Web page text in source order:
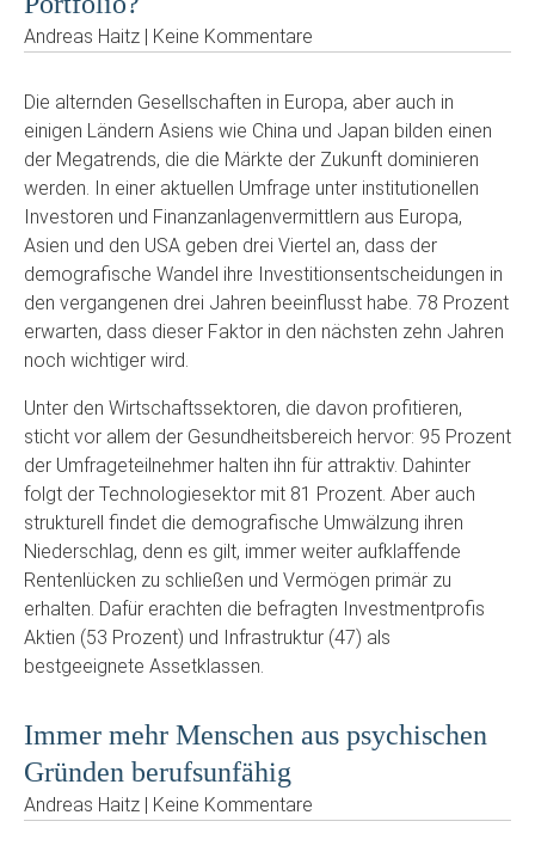
Andreas Haitz | Keine Kommentare
Die alternden Gesellschaften in Europa, aber auch in
einigen Ländern Asiens wie China und Japan bilden einen
der Megatrends, die die Märkte der Zukunft dominieren
werden. In einer aktuellen Umfrage unter institutionellen
Investoren und Finanzanlagenvermittlern aus Europa,
Asien und den USA geben drei Viertel an, dass der
demografische Wandel ihre Investitionsentscheidungen in
den vergangenen drei Jahren beeinflusst habe. 78 Prozent
erwarten, dass dieser Faktor in den nächsten zehn Jahren
noch wichtiger wird.
Unter den Wirtschaftssektoren, die davon profitieren,
sticht vor allem der Gesundheitsbereich hervor: 95 Prozent
der Umfrageteilnehmer halten ihn für attraktiv. Dahinter
folgt der Technologiesektor mit 81 Prozent. Aber auch
strukturell findet die demografische Umwälzung ihren
Niederschlag, denn es gilt, immer weiter aufklaffende
Rentenlücken zu schließen und Vermögen primär zu
erhalten. Dafür erachten die befragten Investmentprofis
Aktien (53 Prozent) und Infrastruktur (47) als
bestgeeignete Assetklassen.
Immer mehr Menschen aus psychischen
Gründen berufsunfähig
Andreas Haitz | Keine Kommentare